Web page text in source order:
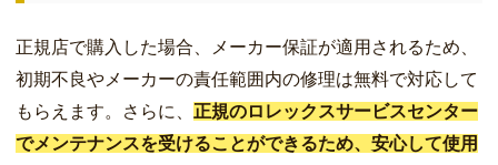
正規店で購入した場合、メーカー保証が適用されるため、
初期不良やメーカーの責任範囲内の修理は無料で対応して
もらえます。さらに、正規のロレックスサービスセンター
でメンテナンスを受けることができるため、安心して使用